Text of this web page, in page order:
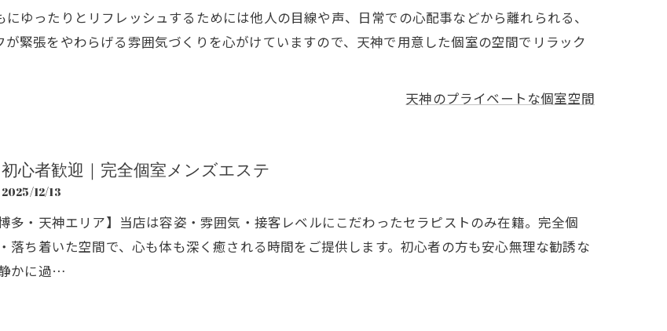
ゆったりとリフレッシュするためには他人の目線や声、日常での心配事などから離れられる、
緊張をやわらげる雰囲気づくりを心がけていますので、天神で用意した個室の空間でリラック
天神のプライベートな個室空間
初心者歓迎｜完全個室メンズエステ
2025/12/13
博多・天神エリア】当店は容姿・雰囲気・接客レベルにこだわったセラピストのみ在籍。完全個
落ち着いた空間で、心も体も深く癒される時間をご提供します。初心者の方も安心無理な勧誘な
かに過…